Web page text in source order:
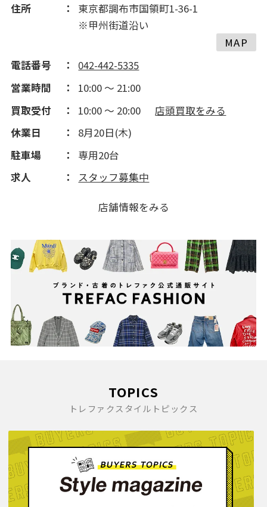
住所
東京都調布市国領町1-36-1
※甲州街道沿い
MAP
電話番号
042-442-5335
営業時間
10:00 ～ 21:00
買取受付
10:00 ～ 20:00
店頭買取をみる
休業日
8月20日(木)
駐車場
専用20台
求人
スタッフ募集中
店舗情報をみる
TOPICS
トレファクスタイルトピックス